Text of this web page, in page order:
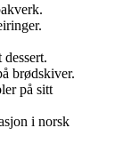
brødskiver.
på sitt
i norsk